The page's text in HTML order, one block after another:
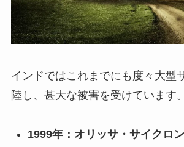
インドではこれまでにも度々大型
陸し、甚大な被害を受けています。
1999年：オリッサ・サイクロン